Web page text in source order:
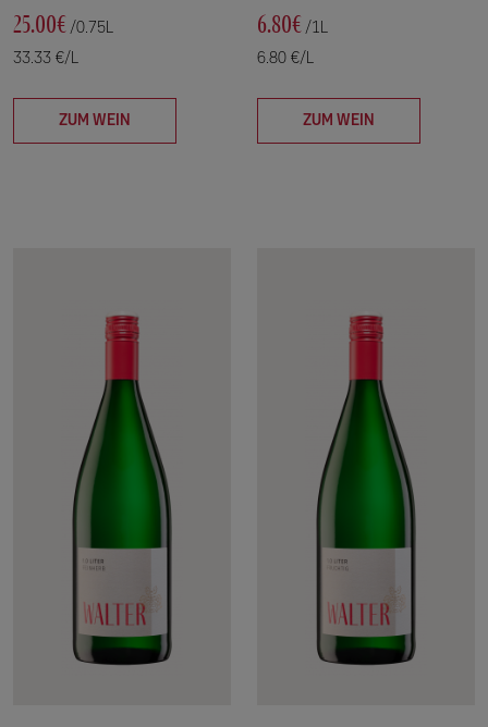
25.00€ /0.75L
33.33 €/L
ZUM WEIN
6.80€ /1L
6.80 €/L
ZUM WEIN